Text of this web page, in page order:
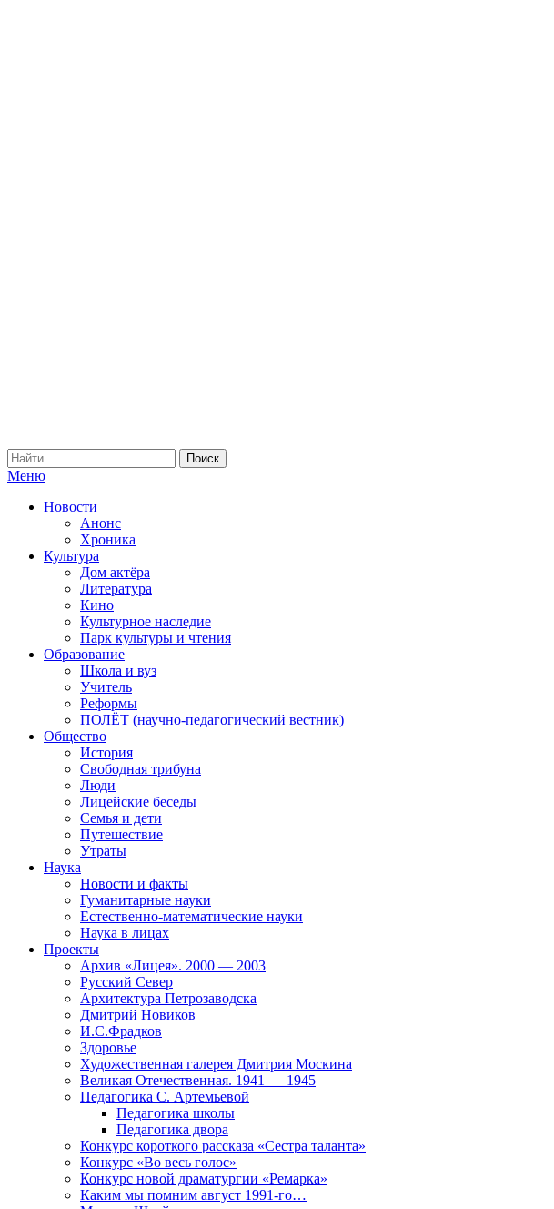
Меню
Новости
Анонс
Хроника
Культура
Дом актёра
Литература
Кино
Культурное наследие
Парк культуры и чтения
Образование
Школа и вуз
Учитель
Реформы
ПОЛЁТ (научно-педагогический вестник)
Общество
История
Свободная трибуна
Люди
Лицейские беседы
Семья и дети
Путешествие
Утраты
Наука
Новости и факты
Гуманитарные науки
Естественно-математические науки
Наука в лицах
Проекты
Архив «Лицея». 2000 — 2003
Русский Север
Архитектура Петрозаводска
Дмитрий Новиков
И.С.Фрадков
Здоровье
Художественная галерея Дмитрия Москина
Великая Отечественная. 1941 — 1945
Педагогика С. Артемьевой
Педагогика школы
Педагогика двора
Конкурс короткого рассказа «Сестра таланта»
Конкурс «Во весь голос»
Конкурс новой драматургии «Ремарка»
Каким мы помним август 1991-го…